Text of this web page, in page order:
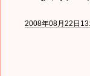
2008年08月22日